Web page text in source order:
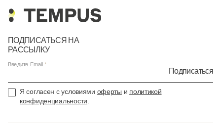
ПОДПИСАТЬСЯ НА
РАССЫЛКУ
Введите Email
Подписаться
Я согласен с условиями оферты и политикой
конфиденциальности.